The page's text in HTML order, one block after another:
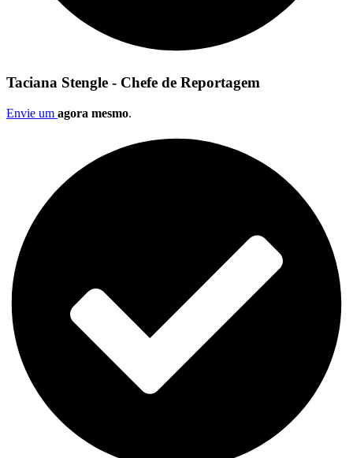
Taciana Stengle - Chefe de Reportagem
Envie um agora mesmo.